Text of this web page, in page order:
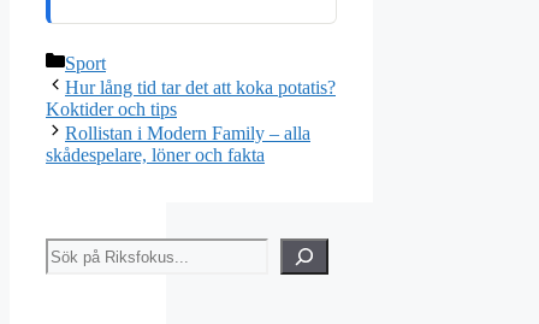
Kategorier
Sport
Hur lång tid tar det att koka potatis?
Koktider och tips
Rollistan i Modern Family – alla
skådespelare, löner och fakta
Sök